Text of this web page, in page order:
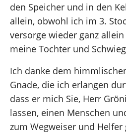
den Speicher und in den
allein, obwohl ich im 3.
versorge wieder ganz
meine Tochter und
Ich danke dem
Gnade, die ich erlangen
dass er mich Sie, Herr
lassen, einen Menschen
zum Wegweiser und